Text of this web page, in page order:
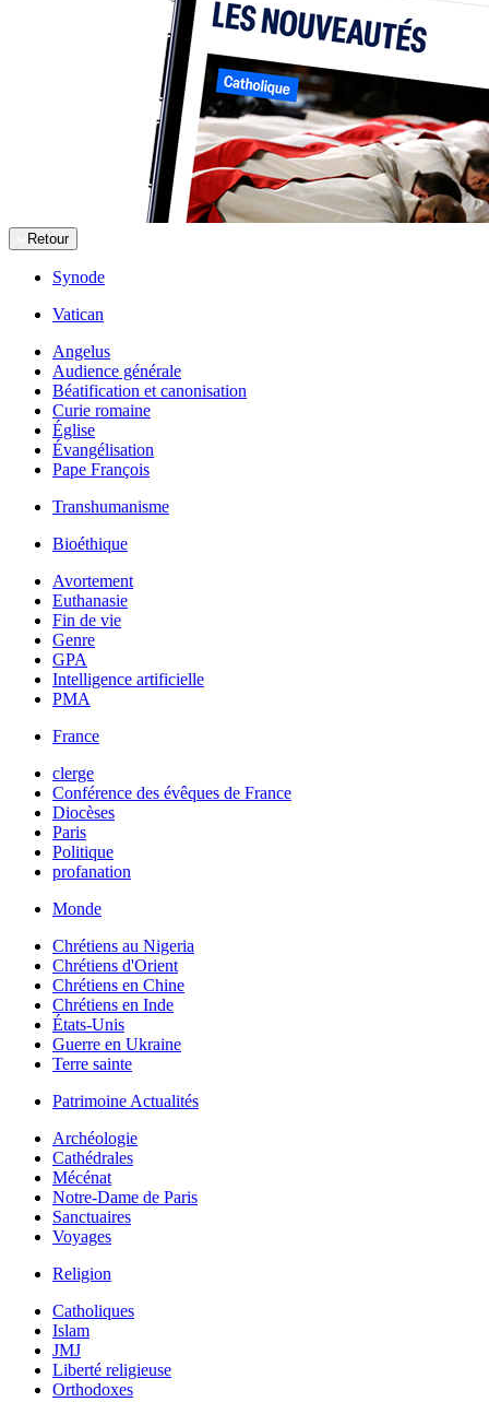
Retour
Synode
Vatican
Angelus
Audience générale
Béatification et canonisation
Curie romaine
Église
Évangélisation
Pape François
Transhumanisme
Bioéthique
Avortement
Euthanasie
Fin de vie
Genre
GPA
Intelligence artificielle
PMA
France
clerge
Conférence des évêques de France
Diocèses
Paris
Politique
profanation
Monde
Chrétiens au Nigeria
Chrétiens d'Orient
Chrétiens en Chine
Chrétiens en Inde
États-Unis
Guerre en Ukraine
Terre sainte
Patrimoine Actualités
Archéologie
Cathédrales
Mécénat
Notre-Dame de Paris
Sanctuaires
Voyages
Religion
Catholiques
Islam
JMJ
Liberté religieuse
Orthodoxes